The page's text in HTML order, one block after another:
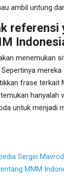
ambil untung
referensi
menemukan
mereka
frase terkait
hanyalah
untuk menjadi
Sergei
MMM